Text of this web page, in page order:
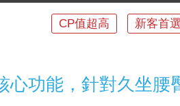
CP值超高 新客首
心功能，針對久坐腰